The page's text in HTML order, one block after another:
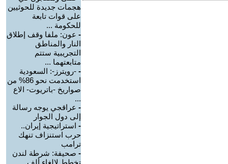
هجمات جديدة للحوثيين
على قوات تابعة
للحكومة ...
- عون: ملفا وقف إطلاق
النار والمناطق
التجريبية ستتم
متابعتهما ...
- -رويترز-: السعودية
استخدمت نحو 86% من
صواريخ -باتريوت- الاع
...
- عراقجي يوجه رسالة
إلى دول الجوار
- استراتيجية إيران..
حرب استنزاف تنهك
ترامب
- صحيفة: شرطة لندن
تخطط لإلغاء ألف